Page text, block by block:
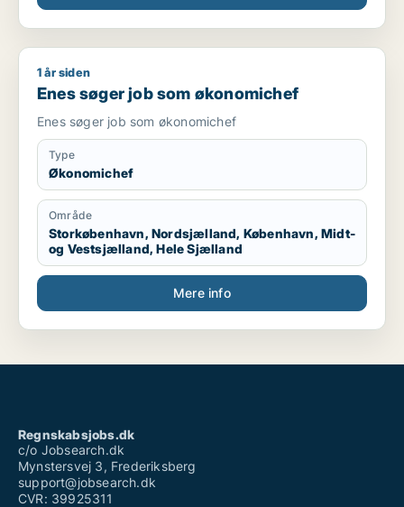
Enes søger job som økonomichef
1 år siden
Enes søger job som økonomichef
Enes søger job som økonomichef
Type
Økonomichef
Område
Storkøbenhavn, Nordsjælland, København, Midt-
og Vestsjælland, Hele Sjælland
Mere info
Regnskabsjobs.dk
c/o Jobsearch.dk
Mynstersvej 3, Frederiksberg
support@jobsearch.dk
CVR: 39925311